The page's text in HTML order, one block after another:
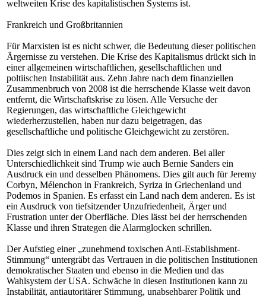
weltweiten Krise des kapitalistischen Systems ist.
Frankreich und Großbritannien
Für Marxisten ist es nicht schwer, die Bedeutung dieser politischen
Ärgernisse zu verstehen. Die Krise des Kapitalismus drückt sich in
einer allgemeinen wirtschaftlichen, gesellschaftlichen und
poltiischen Instabilität aus. Zehn Jahre nach dem finanziellen
Zusammenbruch von 2008 ist die herrschende Klasse weit davon
entfernt, die Wirtschaftskrise zu lösen. Alle Versuche der
Regierungen, das wirtschaftliche Gleichgewicht
wiederherzustellen, haben nur dazu beigetragen, das
gesellschaftliche und politische Gleichgewicht zu zerstören.
Dies zeigt sich in einem Land nach dem anderen. Bei aller
Unterschiedlichkeit sind Trump wie auch Bernie Sanders ein
Ausdruck ein und desselben Phänomens. Dies gilt auch für Jeremy
Corbyn, Mélenchon in Frankreich, Syriza in Griechenland und
Podemos in Spanien. Es erfasst ein Land nach dem anderen. Es ist
ein Ausdruck von tiefsitzender Unzufriedenheit, Ärger und
Frustration unter der Oberfläche. Dies lässt bei der herrschenden
Klasse und ihren Strategen die Alarmglocken schrillen.
Der Aufstieg einer „zunehmend toxischen Anti-Establishment-
Stimmung“ untergräbt das Vertrauen in die politischen Institutionen
demokratischer Staaten und ebenso in die Medien und das
Wahlsystem der USA. Schwäche in diesen Institutionen kann zu
Instabilität, antiautoritärer Stimmung, unabsehbarer Politik und